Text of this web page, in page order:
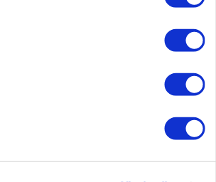
demonstrere mod ny